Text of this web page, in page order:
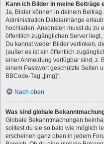
Kann ich Bilder in meine Beiträge
Ja, Bilder können in deinem
Administration Dateianhänge
hochladen. Ansonsten musst du zu
öffentlich zugänglichen Server
Du kannst weder Bilder verlinken,
(außer es ist ein öffentlich
einer Anmeldung verfügbar sind, z.
einem Passwort geschützte Seiten
BBCode-Tag „[img]“.
Nach oben
Was sind globale
Globale Bekanntmachungen
solltest du sie so bald wie möglich
erscheinen ganz oben in jedem